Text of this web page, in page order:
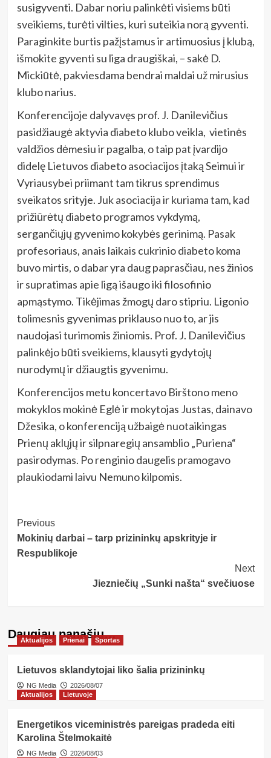
susigyventi. Dabar noriu palinkėti visiems būti
sveikiems, turėti vilties, kuri suteikia norą gyventi.
Paraginkite burtis pažįstamus ir artimuosius į klubą,
išmokite gyventi su liga draugiškai, – sakė D.
Mickiūtė, pakviesdama bendrai maldai už mirusius
klubo narius.
Konferencijoje dalyvavęs prof. J. Danilevičius
pasidžiaugė aktyvia diabeto klubo veikla, vietinės
valdžios dėmesiu ir pagalba, o taip pat įvardijo
didelę Lietuvos diabeto asociacijos įtaką Seimui ir
Vyriausybei priimant tam tikrus sprendimus
sveikatos srityje. Juk asociacija ir kuriama tam, kad
prižiūrėtų diabeto programos vykdymą,
sergančiųjų gyvenimo kokybės gerinimą. Pasak
profesoriaus, anais laikais cukrinio diabeto koma
buvo mirtis, o dabar yra daug paprasčiau, nes žinios
ir supratimas apie ligą išaugo iki filosofinio
apmąstymo. Tikėjimas žmogų daro stipriu. Ligonio
tolimesnis gyvenimas priklauso nuo to, ar jis
naudojasi turimomis žiniomis. Prof. J. Danilevičius
palinkėjo būti sveikiems, klausyti gydytojų
nurodymų ir džiaugtis gyvenimu.
Konferencijos metu koncertavo Birštono meno
mokyklos mokinė Eglė ir mokytojas Justas, dainavo
Džesika, o konferenciją užbaigė nuotaikingas
Prienų aklųjų ir silpnaregių ansamblio „Puriena“
pasirodymas. Po renginio daugelis pramogavo
plaukiodami laivu Nemuno kilpomis.
Post
Navigation
Previous
Mokinių darbai – tarp prizininkų apskrityje ir
Respublikoje
Next
Jiezniečių „Sunki našta“ svečiuose
Daugiau panašių…
Aktualijos Prienai Sportas
Lietuvos sklandytojai liko šalia prizininkų
NG Media
2026/08/07
Aktualijos
Lietuvoje
Energetikos viceministrės pareigas pradeda eiti
Karolina Štelmokaitė
NG Media 2026/08/03